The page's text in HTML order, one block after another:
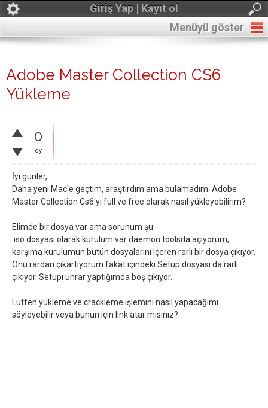
Giriş Yap | Kayıt ol
Menüyü göster
Adobe Master Collection CS6
Yükleme
0
oy
İyi günler,
Daha yeni Mac'e geçtim, araştırdım ama bulamadım. Adobe
Master Collection Cs6'yı full ve free olarak nasıl yükleyebilirim?
Elimde bir dosya var ama sorunum şu:
.iso dosyası olarak kurulum var daemon toolsda açıyorum,
karşıma kurulumun bütün dosyalarını içeren rarlı bir dosya çıkıyor.
Onu rardan çıkartıyorum fakat içindeki Setup dosyası da rarlı
çıkıyor. Setupı unrar yaptığımda boş çıkıyor.
Lütfen yükleme ve crackleme işlemini nasıl yapacağımı
söyleyebilir veya bunun için link atar mısınız?